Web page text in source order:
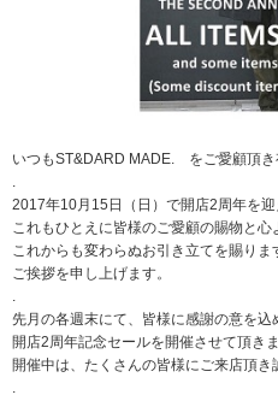
いつもST&DARD MADE. をご愛顧頂き
2017年10月15日（日）で開店2周年を迎
これもひとえに皆様のご愛顧の賜物と心
これからも変わらぬお引き立てを賜り
ご挨拶を申し上げます。
先月の各週末にて、皆様に感謝の意を込
開店2周年記念セールを開催させて頂きま
開催中は、たくさんの皆様にご来店頂き